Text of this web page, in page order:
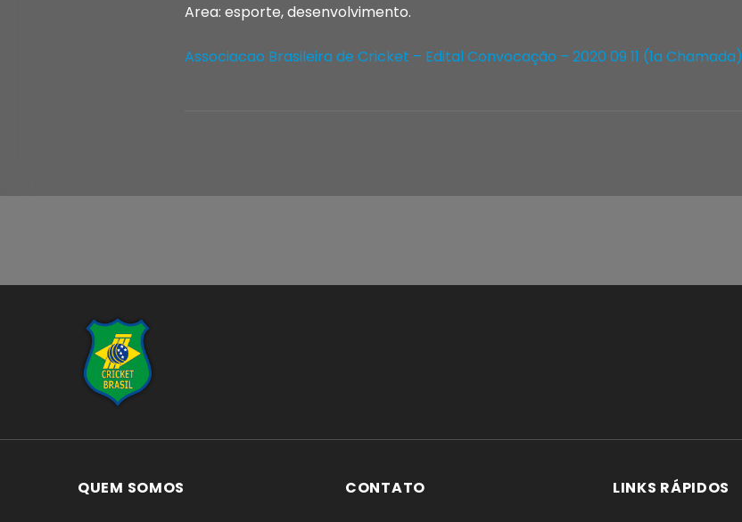
Area: esporte, desenvolvimento.
Associacao Brasileira de Cricket – Edital Convocação – 2020 09 11 (1a Chamada)
QUEM SOMOS CONTATO LINKS RÁPIDOS